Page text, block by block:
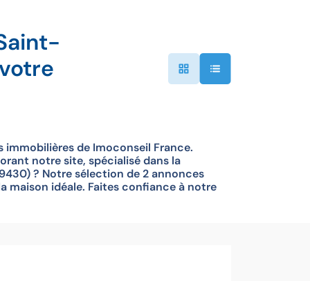
de Imoconseil France.
notre site, spécialisé dans la
? Notre sélection de 2 annonces
maison idéale. Faites confiance à notre